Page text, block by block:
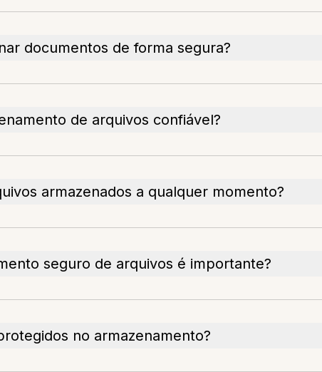
documentos de forma segura?
de arquivos confiável?
armazenados a qualquer momento?
seguro de arquivos é importante?
no armazenamento?